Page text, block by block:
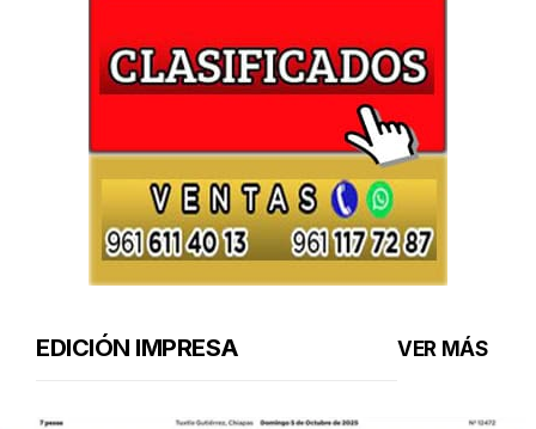
EDICIÓN IMPRESA VER MÁS